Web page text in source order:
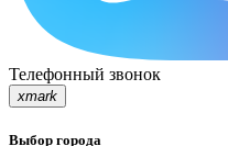
Телефонный звонок
xmark
Выбор города